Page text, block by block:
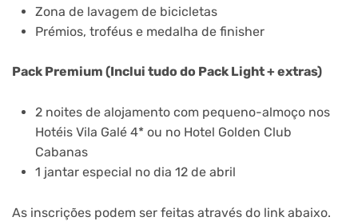
Zona de lavagem de bicicletas
Prémios, troféus e medalha de finisher
Pack Premium (Inclui tudo do Pack Light + extras)
2 noites de alojamento com pequeno-almoço nos
Hotéis Vila Galé 4* ou no Hotel Golden Club
Cabanas
1 jantar especial no dia 12 de abril
As inscrições podem ser feitas através do link abaixo.